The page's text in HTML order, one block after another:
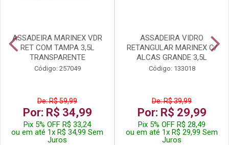
ASSADEIRA MARINEX VDR
RET COM TAMPA 3,5L
TRANSPARENTE
Código: 257049
De: R$ 59,99
Por: R$ 34,99
Pix 5% OFF R$ 33,24
ou em até 1x R$ 34,99 Sem
Juros
ASSADEIRA VIDRO
RETANGULAR MARINEX C/
ALCAS GRANDE 3,5L
Código: 133018
De: R$ 39,99
Por: R$ 29,99
Pix 5% OFF R$ 28,49
ou em até 1x R$ 29,99 Sem
Juros